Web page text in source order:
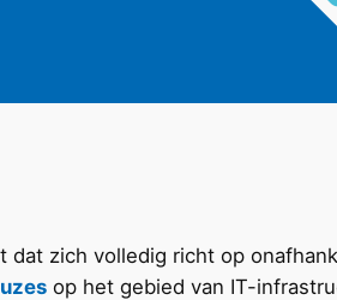
dat zich volledig richt op
op het gebied van IT-